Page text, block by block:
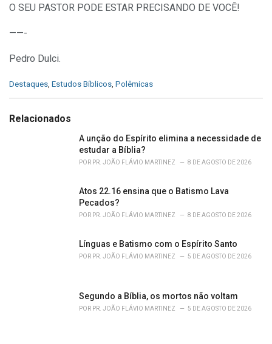
O SEU PASTOR PODE ESTAR PRECISANDO DE VOCÊ!
——-
Pedro Dulci.
C
e
Destaques, Estudos Bíblicos, Polêmicas
Relacionados
A unção do Espírito elimina a necessidade de
estudar a Bíblia?
POR PR. JOÃO FLÁVIO MARTINEZ 8 DE AGOSTO DE 2026
Atos 22.16 ensina que o Batismo Lava
Pecados?
POR PR. JOÃO FLÁVIO MARTINEZ 8 DE AGOSTO DE 2026
Línguas e Batismo com o Espírito Santo
POR PR. JOÃO FLÁVIO MARTINEZ 5 DE AGOSTO DE 2026
Segundo a Bíblia, os mortos não voltam
POR PR. JOÃO FLÁVIO MARTINEZ 5 DE AGOSTO DE 2026